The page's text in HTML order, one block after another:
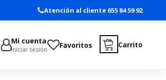
Atención al cliente 655 84 59 92
Mi cuenta
Iniciar sesión Favoritos Carrito